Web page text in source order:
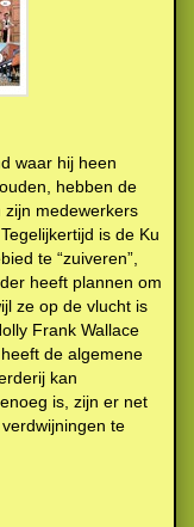
waar hij heen
hebben de
medewerkers
is de Ku
te “zuiveren”,
heeft plannen om
ze op de vlucht is
Frank Wallace
de algemene
kan
is, zijn er net
te